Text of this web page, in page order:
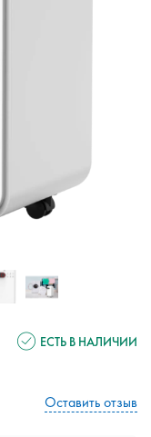
ЕСТЬ В НАЛИЧИИ
Оставить отзыв